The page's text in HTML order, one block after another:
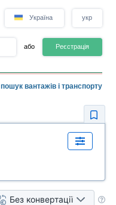
Україна укр
або Реєстрація
пошук вантажів і транспорту
Без конвертації